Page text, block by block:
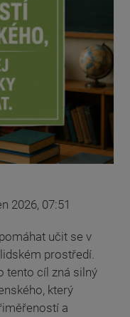
2026, 07:51
učit se v
prostředí.
tento cíl zná silný
který
a